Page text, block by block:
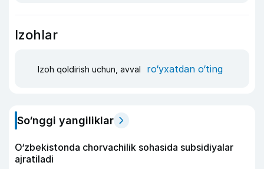
Izohlar
Izoh qoldirish uchun, avval ro‘yxatdan o‘ting
So‘nggi yangiliklar
O‘zbekistonda chorvachilik sohasida subsidiyalar
ajratiladi